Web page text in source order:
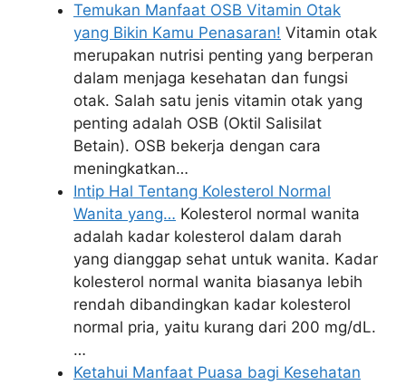
Temukan Manfaat OSB Vitamin Otak
yang Bikin Kamu Penasaran! Vitamin otak
merupakan nutrisi penting yang berperan
dalam menjaga kesehatan dan fungsi
otak. Salah satu jenis vitamin otak yang
penting adalah OSB (Oktil Salisilat
Betain). OSB bekerja dengan cara
meningkatkan…
Intip Hal Tentang Kolesterol Normal
Wanita yang… Kolesterol normal wanita
adalah kadar kolesterol dalam darah
yang dianggap sehat untuk wanita. Kadar
kolesterol normal wanita biasanya lebih
rendah dibandingkan kadar kolesterol
normal pria, yaitu kurang dari 200 mg/dL.
…
Ketahui Manfaat Puasa bagi Kesehatan